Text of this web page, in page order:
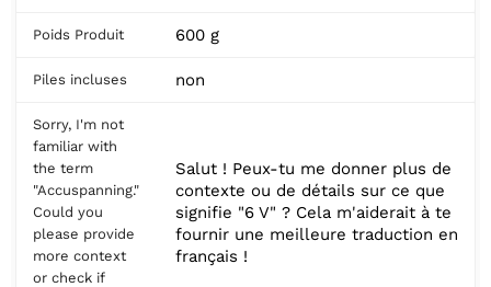
Poids Produit 600 g
Piles incluses non
Sorry, I'm not
familiar with
the term
"Accuspanning."
Could you
please provide
more context
or check if
Salut ! Peux-tu me donner plus de
contexte ou de détails sur ce que
signifie "6 V" ? Cela m'aiderait à te
fournir une meilleure traduction en
français !